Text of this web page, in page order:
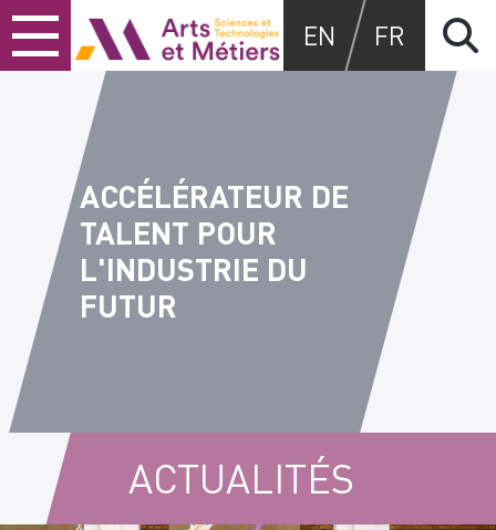
Skip
to
content
Skip
to
main
Skip
to
search
Arts et métiers
EN FR
ACCÉLÉRATEUR DE
TALENT POUR
L'INDUSTRIE DU
FUTUR
ACTUALITÉS